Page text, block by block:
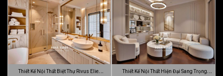
Thiết Kế Nội Thất Biệt Thự Rivus Elie Thiết Kế Nội Thất Hiện Đại Sang Trọng